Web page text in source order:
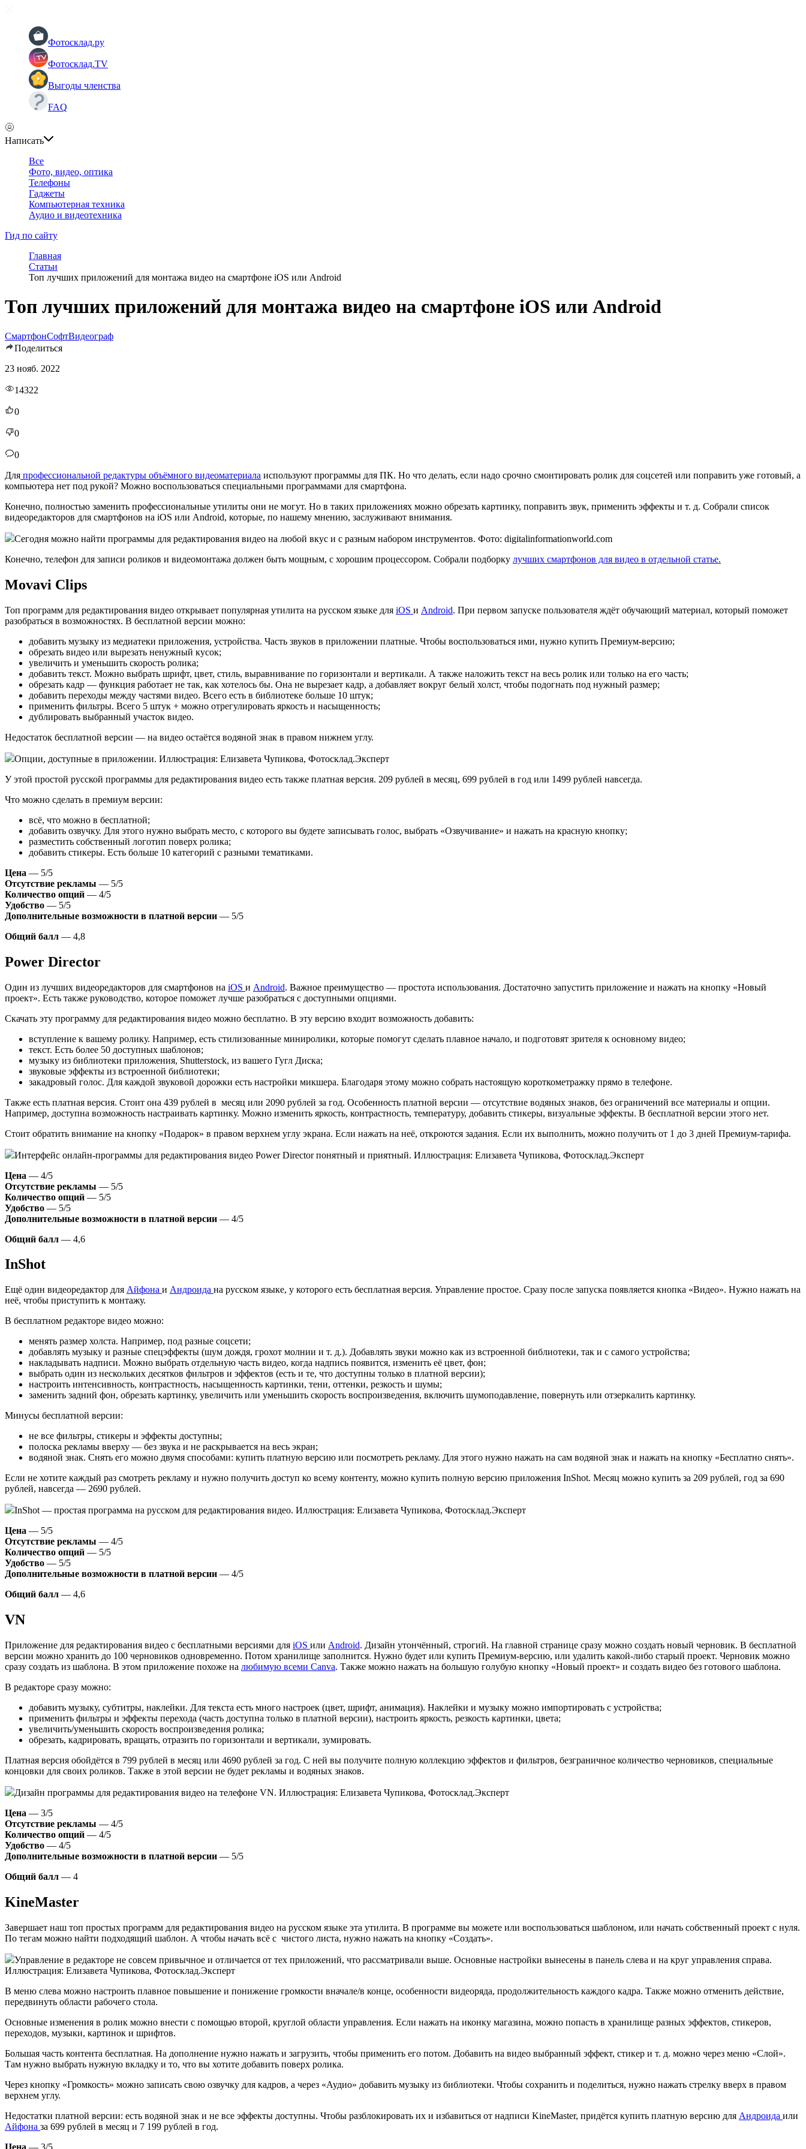
Фотосклад.ру
Фотосклад.TV
Выгоды членства
FAQ
Написать
Все
Фото, видео, оптика
Телефоны
Гаджеты
Компьютерная техника
Аудио и видеотехника
Гид по сайту
Главная
Статьи
Топ лучших приложений для монтажа видео на смартфоне iOS или Android
Топ лучших приложений для монтажа видео на смартфоне iOS или Android
СмартфонСофтВидеограф
Поделиться
23 нояб. 2022
14322
0
0
0
Для профессиональной редактуры объёмного видеоматериала используют программы для ПК. Но что делать, если надо срочно смонтировать ролик для соцсетей или поправить уже готовый, а
компьютера нет под рукой? Можно воспользоваться специальными программами для смартфона.
Конечно, полностью заменить профессиональные утилиты они не могут. Но в таких приложениях можно обрезать картинку, поправить звук, применить эффекты и т. д. Собрали список
видеоредакторов для смартфонов на iOS или Android, которые, по нашему мнению, заслуживают внимания.
Сегодня можно найти программы для редактирования видео на любой вкус и с разным набором инструментов. Фото: digitalinformationworld.com
Конечно, телефон для записи роликов и видеомонтажа должен быть мощным, с хорошим процессором. Собрали подборку лучших смартфонов для видео в отдельной статье.
Movavi Clips
Топ программ для редактирования видео открывает популярная утилита на русском языке для iOS и Android. При первом запуске пользователя ждёт обучающий материал, который поможет
разобраться в возможностях. В бесплатной версии можно:
добавить музыку из медиатеки приложения, устройства. Часть звуков в приложении платные. Чтобы воспользоваться ими, нужно купить Премиум-версию;
обрезать видео или вырезать ненужный кусок;
увеличить и уменьшить скорость ролика;
добавить текст. Можно выбрать шрифт, цвет, стиль, выравнивание по горизонтали и вертикали. А также наложить текст на весь ролик или только на его часть;
обрезать кадр — функция работает не так, как хотелось бы. Она не вырезает кадр, а добавляет вокруг белый холст, чтобы подогнать под нужный размер;
добавить переходы между частями видео. Всего есть в библиотеке больше 10 штук;
применить фильтры. Всего 5 штук + можно отрегулировать яркость и насыщенность;
дублировать выбранный участок видео.
Недостаток бесплатной версии — на видео остаётся водяной знак в правом нижнем углу.
Опции, доступные в приложении. Иллюстрация: Елизавета Чупикова, Фотосклад.Эксперт
У этой простой русской программы для редактирования видео есть также платная версия. 209 рублей в месяц, 699 рублей в год или 1499 рублей навсегда.
Что можно сделать в премиум версии:
всё, что можно в бесплатной;
добавить озвучку. Для этого нужно выбрать место, с которого вы будете записывать голос, выбрать «Озвучивание» и нажать на красную кнопку;
разместить собственный логотип поверх ролика;
добавить стикеры. Есть больше 10 категорий с разными тематиками.
Цена — 5/5
Отсутствие рекламы — 5/5
Количество опций — 4/5
Удобство — 5/5
Дополнительные возможности в платной версии — 5/5
Общий балл — 4,8
Power Director
Один из лучших видеоредакторов для смартфонов на iOS и Android. Важное преимущество — простота использования. Достаточно запустить приложение и нажать на кнопку «Новый
проект». Есть также руководство, которое поможет лучше разобраться с доступными опциями.
Скачать эту программу для редактирования видео можно бесплатно. В эту версию входит возможность добавить:
вступление к вашему ролику. Например, есть стилизованные миниролики, которые помогут сделать плавное начало, и подготовят зрителя к основному видео;
текст. Есть более 50 доступных шаблонов;
музыку из библиотеки приложения, Shutterstock, из вашего Гугл Диска;
звуковые эффекты из встроенной библиотеки;
закадровый голос. Для каждой звуковой дорожки есть настройки микшера. Благодаря этому можно собрать настоящую короткометражку прямо в телефоне.
Также есть платная версия. Стоит она 439 рублей в месяц или 2090 рублей за год. Особенность платной версии — отсутствие водяных знаков, без ограничений все материалы и опции.
Например, доступна возможность настраивать картинку. Можно изменить яркость, контрастность, температуру, добавить стикеры, визуальные эффекты. В бесплатной версии этого нет.
Стоит обратить внимание на кнопку «Подарок» в правом верхнем углу экрана. Если нажать на неё, откроются задания. Если их выполнить, можно получить от 1 до 3 дней Премиум-тарифа.
Интерфейс онлайн-программы для редактирования видео Power Director понятный и приятный. Иллюстрация: Елизавета Чупикова, Фотосклад.Эксперт
Цена — 4/5
Отсутствие рекламы — 5/5
Количество опций — 5/5
Удобство — 5/5
Дополнительные возможности в платной версии — 4/5
Общий балл — 4,6
InShot
Ещё один видеоредактор для Айфона и Андроида на русском языке, у которого есть бесплатная версия. Управление простое. Сразу после запуска появляется кнопка «Видео». Нужно нажать на
неё, чтобы приступить к монтажу.
В бесплатном редакторе видео можно:
менять размер холста. Например, под разные соцсети;
добавлять музыку и разные спецэффекты (шум дождя, грохот молнии и т. д.). Добавлять звуки можно как из встроенной библиотеки, так и с самого устройства;
накладывать надписи. Можно выбрать отдельную часть видео, когда надпись появится, изменить её цвет, фон;
выбрать один из нескольких десятков фильтров и эффектов (есть и те, что доступны только в платной версии);
настроить интенсивность, контрастность, насыщенность картинки, тени, оттенки, резкость и шумы;
заменить задний фон, обрезать картинку, увеличить или уменьшить скорость воспроизведения, включить шумоподавление, повернуть или отзеркалить картинку.
Минусы бесплатной версии:
не все фильтры, стикеры и эффекты доступны;
полоска рекламы вверху — без звука и не раскрывается на весь экран;
водяной знак. Снять его можно двумя способами: купить платную версию или посмотреть рекламу. Для этого нужно нажать на сам водяной знак и нажать на кнопку «Бесплатно снять».
Если не хотите каждый раз смотреть рекламу и нужно получить доступ ко всему контенту, можно купить полную версию приложения InShot. Месяц можно купить за 209 рублей, год за 690
рублей, навсегда — 2690 рублей.
InShot — простая программа на русском для редактирования видео. Иллюстрация: Елизавета Чупикова, Фотосклад.Эксперт
Цена — 5/5
Отсутствие рекламы — 4/5
Количество опций — 5/5
Удобство — 5/5
Дополнительные возможности в платной версии — 4/5
Общий балл — 4,6
VN
Приложение для редактирования видео с бесплатными версиями для iOS или Android. Дизайн утончённый, строгий. На главной странице сразу можно создать новый черновик. В бесплатной
версии можно хранить до 100 черновиков одновременно. Потом хранилище заполнится. Нужно будет или купить Премиум-версию, или удалить какой-либо старый проект. Черновик можно
сразу создать из шаблона. В этом приложение похоже на любимую всеми Canva. Также можно нажать на большую голубую кнопку «Новый проект» и создать видео без готового шаблона.
В редакторе сразу можно:
добавить музыку, субтитры, наклейки. Для текста есть много настроек (цвет, шрифт, анимация). Наклейки и музыку можно импортировать с устройства;
применить фильтры и эффекты перехода (часть доступна только в платной версии), настроить яркость, резкость картинки, цвета;
увеличить/уменьшить скорость воспроизведения ролика;
обрезать, кадрировать, вращать, отразить по горизонтали и вертикали, зумировать.
Платная версия обойдётся в 799 рублей в месяц или 4690 рублей за год. С ней вы получите полную коллекцию эффектов и фильтров, безграничное количество черновиков, специальные
концовки для своих роликов. Также в этой версии не будет рекламы и водяных знаков.
Дизайн программы для редактирования видео на телефоне VN. Иллюстрация: Елизавета Чупикова, Фотосклад.Эксперт
Цена — 3/5
Отсутствие рекламы — 4/5
Количество опций — 4/5
Удобство — 4/5
Дополнительные возможности в платной версии — 5/5
Общий балл — 4
KineMaster
Завершает наш топ простых программ для редактирования видео на русском языке эта утилита. В программе вы можете или воспользоваться шаблоном, или начать собственный проект с нуля.
По тегам можно найти подходящий шаблон. А чтобы начать всё с чистого листа, нужно нажать на кнопку «Создать».
Управление в редакторе не совсем привычное и отличается от тех приложений, что рассматривали выше. Основные настройки вынесены в панель слева и на круг управления справа.
Иллюстрация: Елизавета Чупикова, Фотосклад.Эксперт
В меню слева можно настроить плавное повышение и понижение громкости вначале/в конце, особенности видеоряда, продолжительность каждого кадра. Также можно отменить действие,
передвинуть области рабочего стола.
Основные изменения в ролик можно внести с помощью второй, круглой области управления. Если нажать на иконку магазина, можно попасть в хранилище разных эффектов, стикеров,
переходов, музыки, картинок и шрифтов.
Большая часть контента бесплатная. На дополнение нужно нажать и загрузить, чтобы применить его потом. Добавить на видео выбранный эффект, стикер и т. д. можно через меню «Слой».
Там нужно выбрать нужную вкладку и то, что вы хотите добавить поверх ролика.
Через кнопку «Громкость» можно записать свою озвучку для кадров, а через «Аудио» добавить музыку из библиотеки. Чтобы сохранить и поделиться, нужно нажать стрелку вверх в правом
верхнем углу.
Недостатки платной версии: есть водяной знак и не все эффекты доступны. Чтобы разблокировать их и избавиться от надписи KineMaster, придётся купить платную версию для Андроида или
Айфона за 699 рублей в месяц и 7 199 рублей в год.
Цена — 3/5